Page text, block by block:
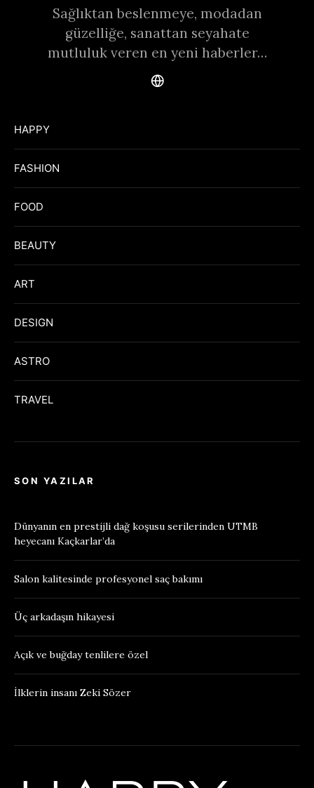
Sağlıktan beslenmeye, modadan
güzelliğe, sanattan seyahate
mutluluk veren en yeni haberler…
HAPPY
FASHION
FOOD
BEAUTY
ART
DESIGN
ASTRO
TRAVEL
SON YAZILAR
Dünyanın en prestijli dağ koşusu serilerinden UTMB
heyecanı Kaçkarlar’da
Salon kalitesinde profesyonel saç bakımı
Üç arkadaşın hikayesi
Açık ve buğday tenlilere özel
İlklerin insanı Zeki Sözer